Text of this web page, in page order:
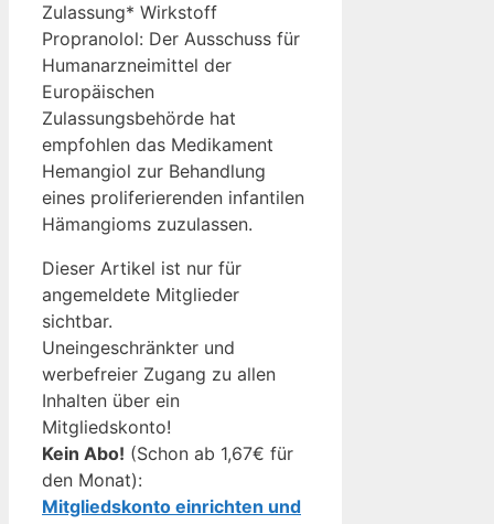
Zulassung* Wirkstoff
Propranolol: Der Ausschuss für
Humanarzneimittel der
Europäischen
Zulassungsbehörde hat
empfohlen das Medikament
Hemangiol zur Behandlung
eines proliferierenden infantilen
Hämangioms zuzulassen.
Dieser Artikel ist nur für
angemeldete Mitglieder
sichtbar.
Uneingeschränkter und
werbefreier Zugang zu allen
Inhalten über ein
Mitgliedskonto!
Kein Abo! (Schon ab 1,67€ für
den Monat):
Mitgliedskonto einrichten und